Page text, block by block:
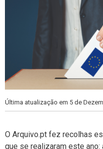
Última atualização em 5 de
O Arquivo.pt fez recolhas
que se realizaram este